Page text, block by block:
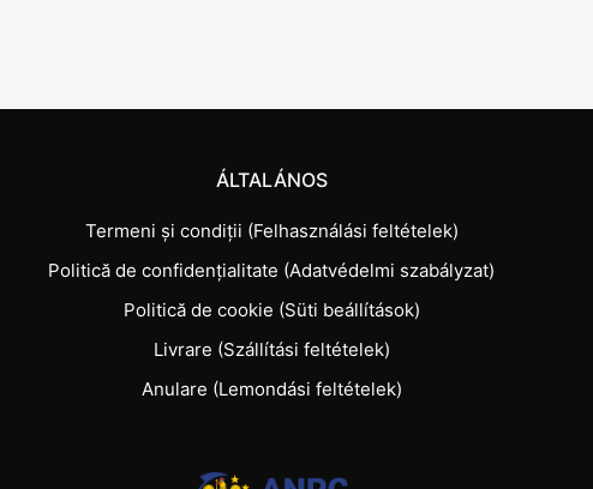
ÁLTALÁNOS
Termeni și condiții (Felhasználási feltételek)
Politică de confidențialitate (Adatvédelmi szabályzat)
Politică de cookie (Süti beállítások)
Livrare (Szállítási feltételek)
Anulare (Lemondási feltételek)